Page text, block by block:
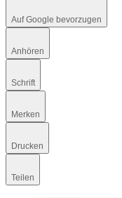
Auf Google bevorzugen
Anhören
Schrift
Merken
Drucken
Teilen